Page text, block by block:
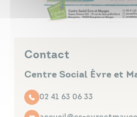
Contact
Centre Social Èvre et
02 41 63 06 33